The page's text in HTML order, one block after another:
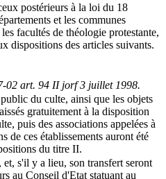
postérieurs à la loi du 18
et les communes
facultés de théologie protestante,
dispositions des articles suivants.
02 art. 94 II jorf 3 juillet 1998.
du culte, ainsi que les objets
gratuitement à la disposition
puis des associations appelées à
de ces établissements auront été
du titre II.
et, s'il y a lieu, son transfert seront
au Conseil d'Etat statuant au